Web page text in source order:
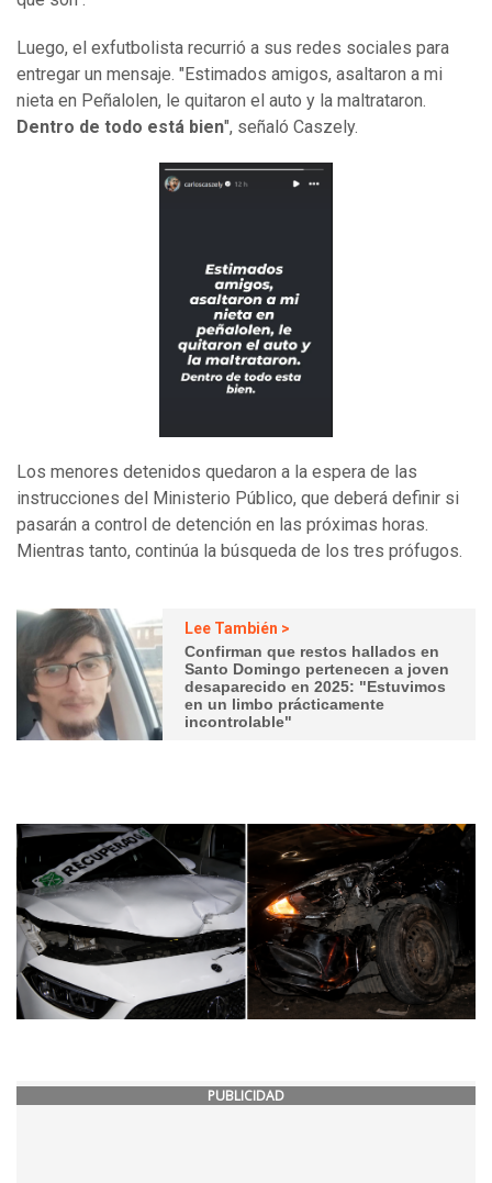
Luego, el exfutbolista recurrió a sus redes sociales para
entregar un mensaje. "Estimados amigos, asaltaron a mi
nieta en Peñalolen, le quitaron el auto y la maltrataron.
Dentro de todo está bien", señaló Caszely.
Los menores detenidos quedaron a la espera de las
instrucciones del Ministerio Público, que deberá definir si
pasarán a control de detención en las próximas horas.
Mientras tanto, continúa la búsqueda de los tres prófugos.
Lee También >
Confirman que restos hallados en
Santo Domingo pertenecen a joven
desaparecido en 2025: "Estuvimos
en un limbo prácticamente
incontrolable"
PUBLICIDAD